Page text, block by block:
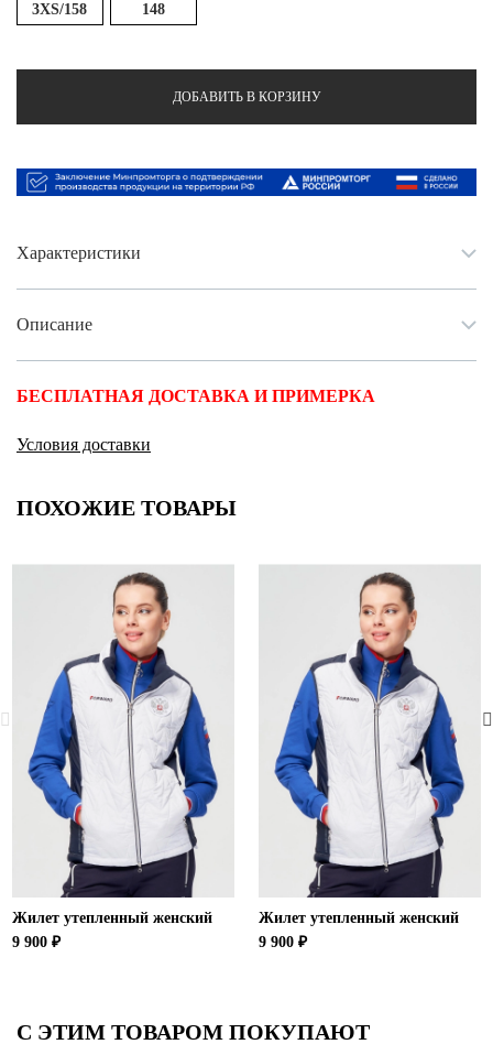
3XS/158 148
ДОБАВИТЬ В КОРЗИНУ
Характеристики
Описание
БЕСПЛАТНАЯ ДОСТАВКА И ПРИМЕРКА
Условия доставки
ПОХОЖИЕ ТОВАРЫ
Жилет утепленный женский
9 900 ₽
Жилет утепленный женский
9 900 ₽
С ЭТИМ ТОВАРОМ ПОКУПАЮТ